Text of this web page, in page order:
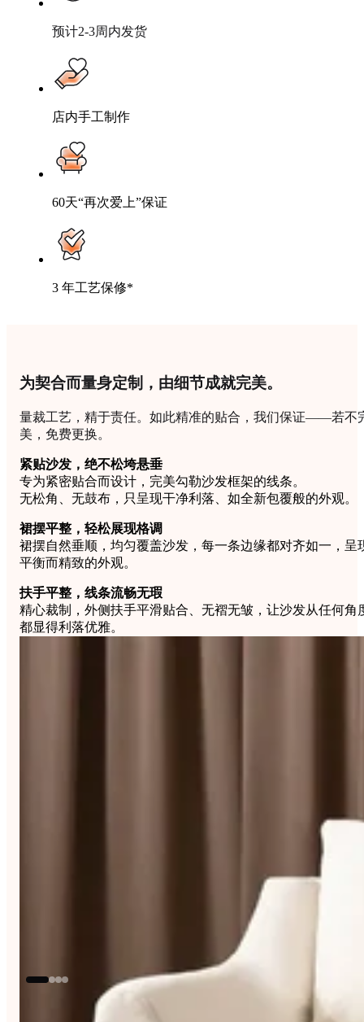
预计2-3周内发货
店内手工制作
60天“再次爱上”保证
3 年工艺保修*
为契合而量身定制，由细节成就完美。
量裁工艺，精于责任。如此精准的贴合，我们保证——若不
美，免费更换。
紧贴沙发，绝不松垮悬垂
专为紧密贴合而设计，完美勾勒沙发框架的线条。
无松角、无鼓布，只呈现干净利落、如全新包覆般的外观。
裙摆平整，轻松展现格调
裙摆自然垂顺，均匀覆盖沙发，每一条边缘都对齐如一，呈
平衡而精致的外观。
扶手平整，线条流畅无瑕
精心裁制，外侧扶手平滑贴合、无褶无皱，让沙发从任何角
都显得利落优雅。